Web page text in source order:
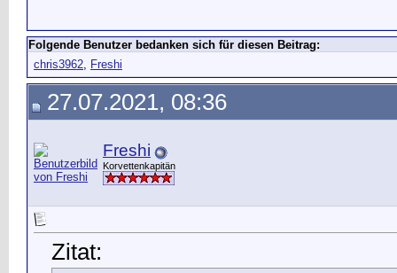
Folgende Benutzer bedanken sich für diesen Beitrag:
chris3962, Freshi
27.07.2021, 08:36
Freshi
Korvettenkapitän
Zitat: